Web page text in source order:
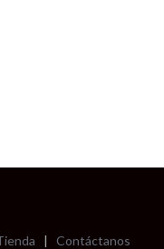
| Contáctanos